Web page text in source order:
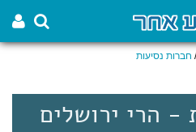
חברות נסיעות
- הרי ירושלים